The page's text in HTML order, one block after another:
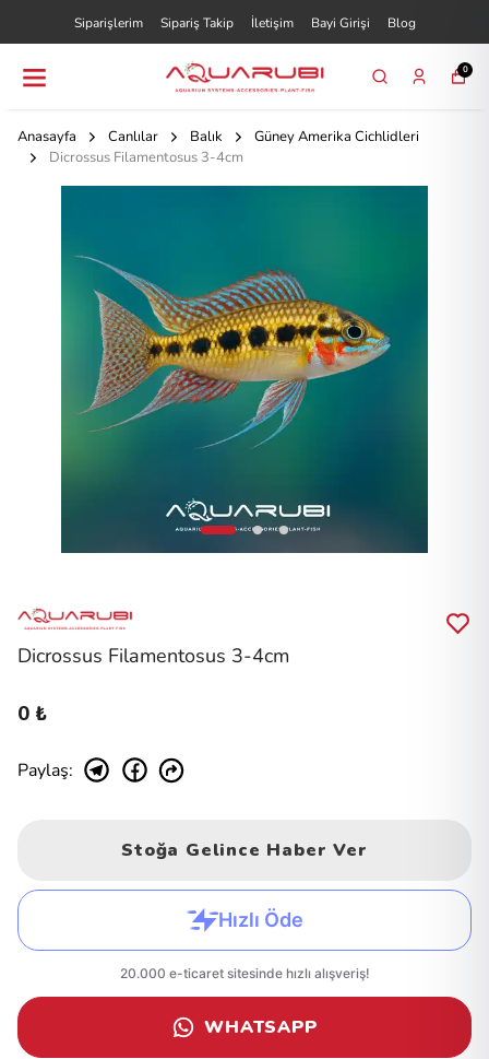
Siparişlerim Sipariş Takip İletişim Bayi Girişi Blog
0
Anasayfa Canlılar Balık
Güney Amerika Cichlidleri
Dicrossus Filamentosus 3-4cm
Dicrossus Filamentosus 3-4cm
0 ₺
Paylaş:
Stoğa Gelince Haber Ver
WHATSAPP